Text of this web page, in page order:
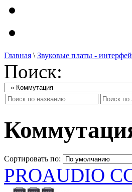
Главная \ Звуковые платы -
Поиск:
Сортировать по:
PROAUDIO